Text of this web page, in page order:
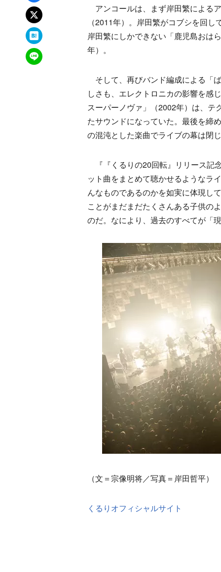
xでポスト
はてなブックマーク
LINEで送る
アンコールは、まず岸田繁による
（2011年）。岸田繁がコブシを回
岸田繁にしかできない「鹿児島おは
年）。
そして、再びバンド編成による「
しさも、エレクトロニカの影響を感
スーパーノヴァ」（2002年）は、テ
たサウンドになっていた。最後を締
の混沌とした楽曲でライブの幕は閉
『『くるりの20回転』リリース記
ット曲をまとめて聴かせるようなラ
んなものであるのかを如実に体現し
ことがまだまだたくさんある子供の
のだ。なにより、過去のすべてが「
（文＝宗像明将／写真＝岸田哲平）
くるりオフィシャルサイト